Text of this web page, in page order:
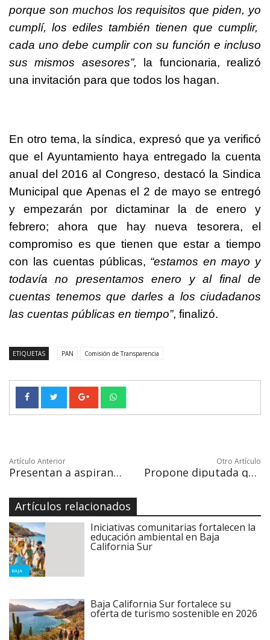
porque son muchos los requisitos que piden, yo
cumplí, los ediles también tienen que cumplir,
cada uno debe cumplir con su función e incluso
sus mismos asesores”, la funcionaria, realizó
una invitación para que todos los hagan.
En otro tema, la síndica, expresó que ya verificó
que el Ayuntamiento haya entregado la cuenta
anual del 2016 al Congreso, destacó la Sindica
Municipal que Apenas el 2 de mayo se entregó
y empezarán por dictaminar la de enero y
febrero; ahora que hay nueva tesorera, el
compromiso es que tienen que estar a tiempo
con las cuentas públicas, “estamos en mayo y
todavía no presentamos enero y al final de
cuentas tenemos que darles a los ciudadanos
las cuentas públicas en tiempo”, finalizó.
ETIQUETAS PAN Comisión de Transparencia
Artículo Anterior
Presentan a aspirantes a reina de la Expo Comondú
Otro Artículo
Propone diputada que personas en situación vulnerable no paguen agua
Artículos relacionados
BAJA
Iniciativas comunitarias fortalecen la
educación ambiental en Baja
California Sur
Baja California Sur fortalece su
oferta de turismo sostenible en 2026